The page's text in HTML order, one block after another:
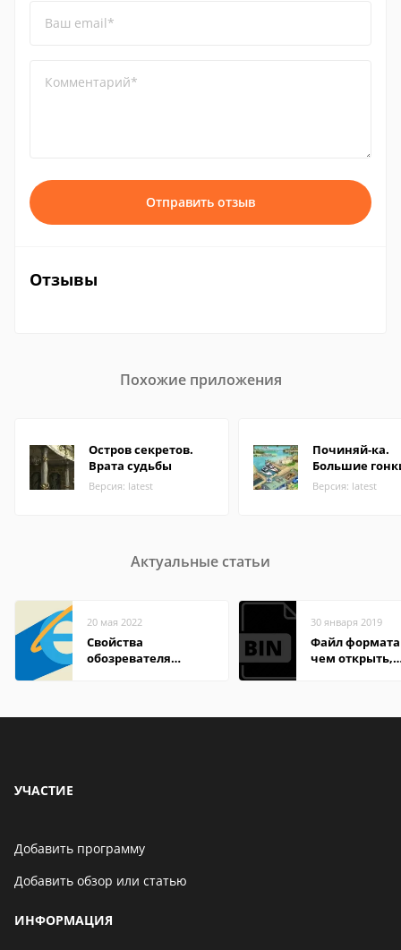
Ваш email*
Комментарий*
Отправить отзыв
Отзывы
Похожие приложения
Остров секретов.
Врата судьбы
Версия: latest
Починяй-ка.
Большие
Версия: latest
Актуальные статьи
20 мая 2022
Свойства
обозревателя
30 января 2019
Файл формата
чем открыть,
УЧАСТИЕ
Добавить программу
Добавить обзор или статью
ИНФОРМАЦИЯ